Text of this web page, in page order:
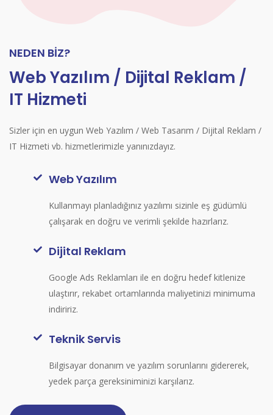
NEDEN BİZ?
Web Yazılım / Dijital Reklam /
IT Hizmeti
Sizler için en uygun Web Yazılım / Web Tasarım / Dijital Reklam /
IT Hizmeti vb. hizmetlerimizle yanınızdayız.
Web Yazılım
Kullanmayı planladığınız yazılımı sizinle eş güdümlü
çalışarak en doğru ve verimli şekilde hazırlarız.
Dijital Reklam
Google Ads Reklamları ile en doğru hedef kitlenize
ulaştırır, rekabet ortamlarında maliyetinizi minimuma
indiririz.
Teknik Servis
Bilgisayar donanım ve yazılım sorunlarını gidererek,
yedek parça gereksiniminizi karşılarız.